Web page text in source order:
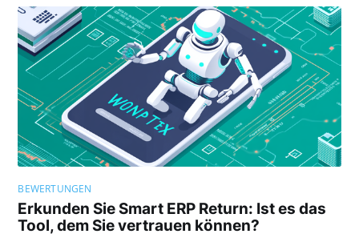
BEWERTUNGEN
Erkunden Sie Smart ERP Return: Ist es das
Tool, dem Sie vertrauen können?